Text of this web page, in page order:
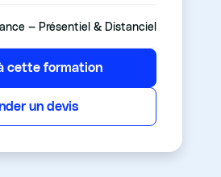
— Présentiel & Distanciel
cette formation
un devis